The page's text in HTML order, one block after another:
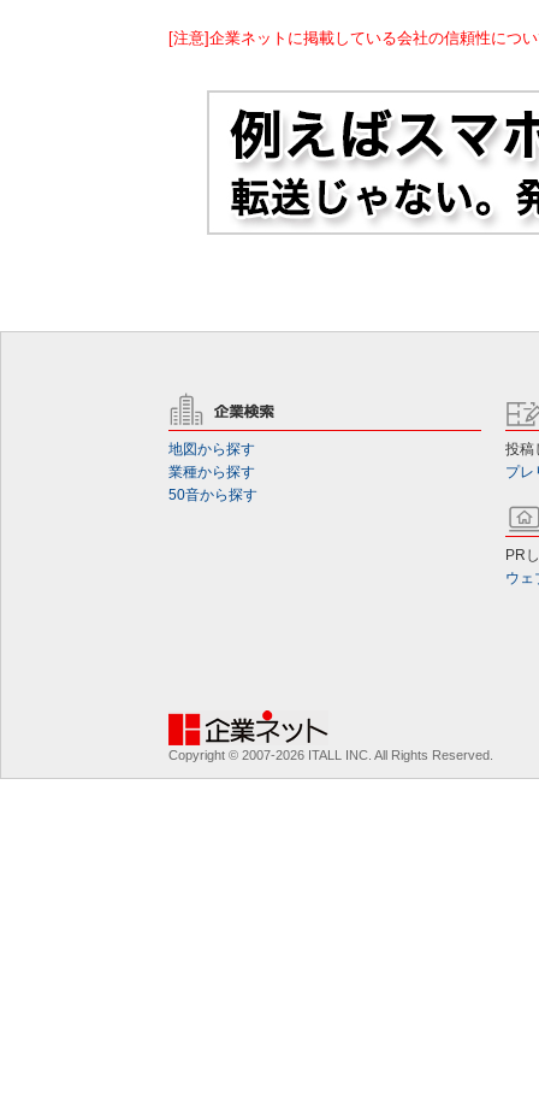
[注意]企業ネットに掲載している会社の信頼性につ
地図から探す
業種から探す
50音から探す
投稿
プレ
PR
ウェ
Copyright © 2007-2026 ITALL INC. All Rights Reserved.